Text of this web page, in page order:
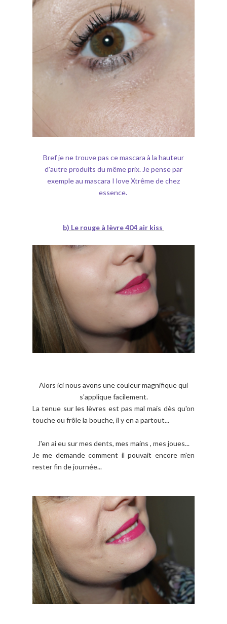
Bref je ne trouve pas ce mascara à la hauteur
d'autre produits du même prix. Je pense par
exemple au mascara I love Xtrême de chez
essence.
b) Le rouge à lèvre 404 air kiss
Alors ici nous avons une couleur magnifique qui
s'applique facilement.
La tenue sur les lèvres est pas mal mais dès qu'on
touche ou frôle la bouche, il y en a partout...
J'en ai eu sur mes dents, mes mains , mes joues...
Je me demande comment il pouvait encore m'en
rester fin de journée...